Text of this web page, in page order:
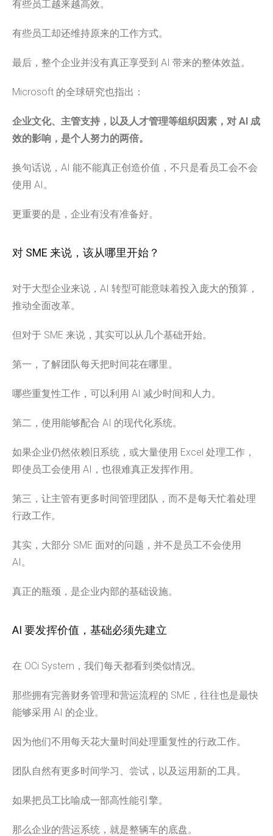
有些员工越来越高效。
有些员工却还维持原来的工作方式。
最后，整个企业并没有真正享受到 AI 带来的整体效益。
Microsoft 的全球研究也指出：
企业文化、主管支持，以及人才管理等组织因素，对 AI 成
效的影响，是个人努力的两倍。
换句话说，AI 能不能真正创造价值，不只是看员工会不会
使用 AI。
更重要的是，企业有没有准备好。
对 SME 来说，该从哪里开始？
对于大型企业来说，AI 转型可能意味着投入庞大的预算，
推动全面改革。
但对于 SME 来说，其实可以从几个基础开始。
第一，了解团队每天把时间花在哪里。
哪些重复性工作，可以利用 AI 减少时间和人力。
第二，使用能够配合 AI 的现代化系统。
如果企业仍然依赖旧系统，或大量使用 Excel 处理工作，
即使员工会使用 AI，也很难真正发挥作用。
第三，让主管有更多时间管理团队，而不是每天忙着处理
行政工作。
其实，大部分 SME 面对的问题，并不是员工不会使用
AI。
真正的瓶颈，是企业内部的基础设施。
AI 要发挥价值，基础必须先建立
在 OCi System，我们每天都看到类似情况。
那些拥有完善财务管理和营运流程的 SME，往往也是最快
能够采用 AI 的企业。
因为他们不用每天花大量时间处理重复性的行政工作。
团队自然有更多时间学习、尝试，以及运用新的工具。
如果把员工比喻成一部高性能引擎。
那么企业的营运系统，就是整辆车的底盘。